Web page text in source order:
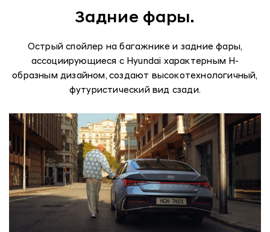
Задние фары.
Острый спойлер на багажнике и задние фары,
ассоциирующиеся с Hyundai характерным H-
образным дизайном, создают высокотехнологичный,
футуристический вид сзади.